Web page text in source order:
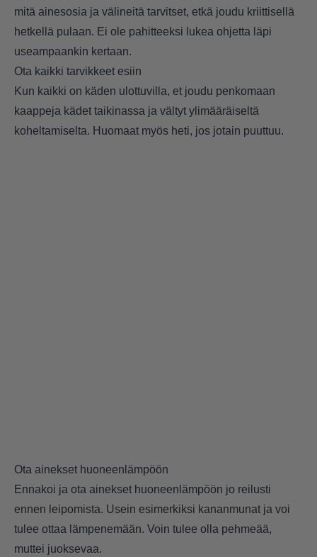
mitä ainesosia ja välineitä tarvitset, etkä joudu kriittisellä
hetkellä pulaan. Ei ole pahitteeksi lukea ohjetta läpi
useampaankin kertaan.
Ota kaikki tarvikkeet esiin
Kun kaikki on käden ulottuvilla, et joudu penkomaan
kaappeja kädet taikinassa ja vältyt ylimääräiseltä
koheltamiselta. Huomaat myös heti, jos jotain puuttuu.
Ota ainekset huoneenlämpöön
Ennakoi ja ota ainekset huoneenlämpöön jo reilusti
ennen leipomista. Usein esimerkiksi kananmunat ja voi
tulee ottaa lämpenemään. Voin tulee olla pehmeää,
muttei juoksevaa.